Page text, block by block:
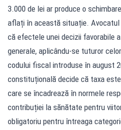
3.000 de lei ar produce o
aflați în această situație. Avocatul
că efectele unei decizii favorabile
generale, aplicându-se tuturor
codului fiscal introduse în august
constituțională decide că taxa
care se încadrează în normele
contribuției la sănătate pentru
obligatoriu pentru întreaga